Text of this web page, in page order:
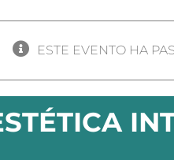
ESTE EVENTO HA